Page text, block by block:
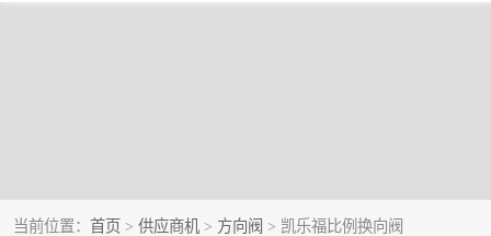
当前位置： 首页 > 供应商机 > 方向阀 > 凯乐福比例换向阀